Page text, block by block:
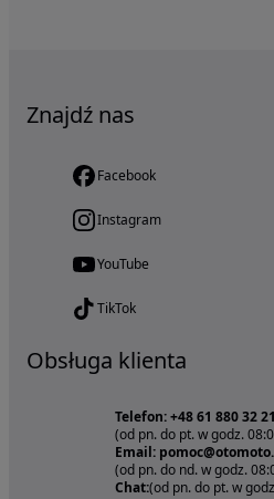
Znajdź nas
Facebook
Instagram
YouTube
TikTok
Obsługa klienta
Telefon: +48 61 880 32
(od pn. do pt. w godz.
Email:
(od pn. do nd. w godz.
Chat:(od pn. do pt. w